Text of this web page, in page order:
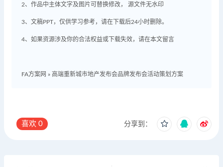
2、作品中主体文字及图片可替换修改， 源文件无水印
3、文稿PPT，仅供学习参考，请在下载后24小时删除。
4、如果资源涉及你的合法权益或下载失效，请在本文留言
FA方案网 » 高端重新城市地产发布会品牌发布会活动策划方案
喜欢 0 分享到：